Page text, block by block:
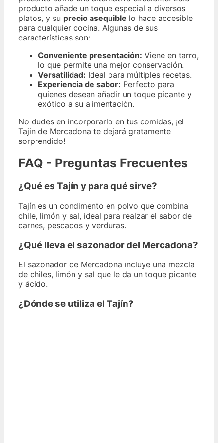
producto añade un toque especial a diversos
platos, y su precio asequible lo hace accesible
para cualquier cocina. Algunas de sus
características son:
Conveniente presentación: Viene en tarro,
lo que permite una mejor conservación.
Versatilidad: Ideal para múltiples recetas.
Experiencia de sabor: Perfecto para
quienes desean añadir un toque picante y
exótico a su alimentación.
No dudes en incorporarlo en tus comidas, ¡el
Tajin de Mercadona te dejará gratamente
sorprendido!
FAQ - Preguntas Frecuentes
¿Qué es Tajín y para qué sirve?
Tajín es un condimento en polvo que combina
chile, limón y sal, ideal para realzar el sabor de
carnes, pescados y verduras.
¿Qué lleva el sazonador del Mercadona?
El sazonador de Mercadona incluye una mezcla
de chiles, limón y sal que le da un toque picante
y ácido.
¿Dónde se utiliza el Tajín?